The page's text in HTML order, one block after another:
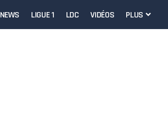
NEWS LIGUE 1 LDC VIDÉOS PLUS